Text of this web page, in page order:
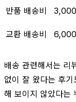
반품 배송비
교환 배송비
배송 관련해서는 리
없이 잘 왔다는 후
해 보이지 않았다는